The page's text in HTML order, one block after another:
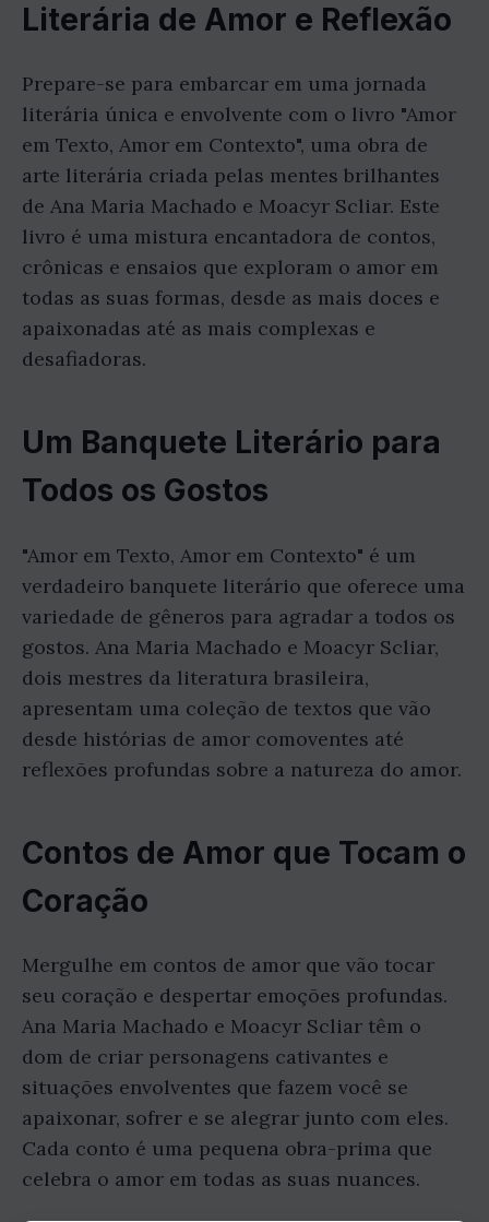
Literária de Amor e Reflexão
Prepare-se para embarcar em uma jornada
literária única e envolvente com o livro "Amor
em Texto, Amor em Contexto", uma obra de
arte literária criada pelas mentes brilhantes
de Ana Maria Machado e Moacyr Scliar. Este
livro é uma mistura encantadora de contos,
crônicas e ensaios que exploram o amor em
todas as suas formas, desde as mais doces e
apaixonadas até as mais complexas e
desafiadoras.
Um Banquete Literário para
Todos os Gostos
"Amor em Texto, Amor em Contexto" é um
verdadeiro banquete literário que oferece uma
variedade de gêneros para agradar a todos os
gostos. Ana Maria Machado e Moacyr Scliar,
dois mestres da literatura brasileira,
apresentam uma coleção de textos que vão
desde histórias de amor comoventes até
reflexões profundas sobre a natureza do amor.
Contos de Amor que Tocam o
Coração
Mergulhe em contos de amor que vão tocar
seu coração e despertar emoções profundas.
Ana Maria Machado e Moacyr Scliar têm o
dom de criar personagens cativantes e
situações envolventes que fazem você se
apaixonar, sofrer e se alegrar junto com eles.
Cada conto é uma pequena obra-prima que
celebra o amor em todas as suas nuances.